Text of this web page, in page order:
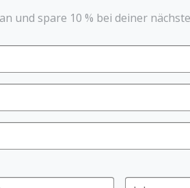
Unsere neuen
praktische
kuscheligen Design
Babys, leichter
dafür, dass der Schnuller
eine entspanntere und
Der Schnullerhase
schafft auch eine
Einschlafroutine fördert.
Schnullerhase immer an
und spare 10 % bei deiner